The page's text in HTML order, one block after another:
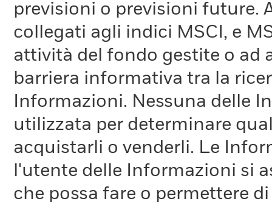
previsioni o previsioni future.
collegati agli indici MSCI, e
attività del fondo gestite o ad
barriera informativa tra la
Informazioni. Nessuna delle
utilizzata per determinare
acquistarli o venderli. Le
l'utente delle Informazioni si
che possa fare o permettere